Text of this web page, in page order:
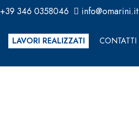
+39 346 0358046 info@omarini.it
LAVORI REALIZZATI CONTATTI